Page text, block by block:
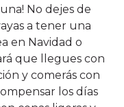
No dejes de
a tener una
en Navidad o
que llegues con
y comerás con
los días